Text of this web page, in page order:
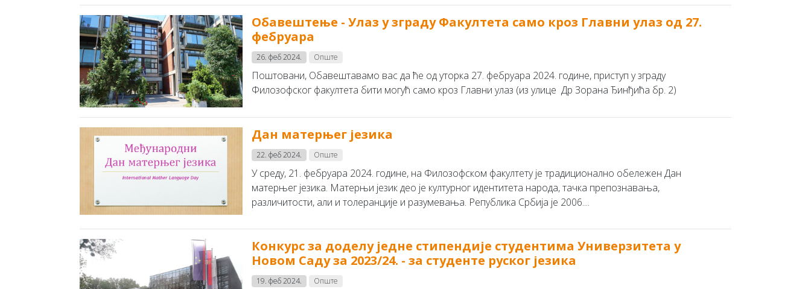
Обавештење - Улаз у зграду Факултета само кроз Главни улаз од 27.
фебруара
26. феб 2024. Опште
Поштовани, Обавештавамо вас да ће од уторка 27. фебруара 2024. године, приступ у зграду
Филозофског факултета бити могућ само кроз Главни улаз (из улице Др Зорана Ђинђића бр. 2)
Дан матерњег језика
22. феб 2024. Опште
У среду, 21. фебруара 2024. године, на Филозофском факултету је традиционално обележен Дан
матерњег језика. Матерњи језик део је културног идентитета народа, тачка препознавања,
различитости, али и толеранције и разумевања. Република Србија је 2006....
Конкурс за доделу једне стипендије студентима Универзитета у
Новом Саду за 2023/24. - за студенте руског језика
19. феб 2024. Опште